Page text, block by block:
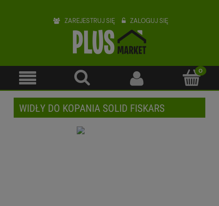
ZAREJESTRUJ SIĘ ZALOGUJ SIĘ
WIDŁY DO KOPANIA SOLID FISKARS